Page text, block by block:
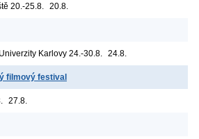
20.-25.8. 20.8.
Karlovy 24.-30.8. 24.8.
filmový festival
27.8.